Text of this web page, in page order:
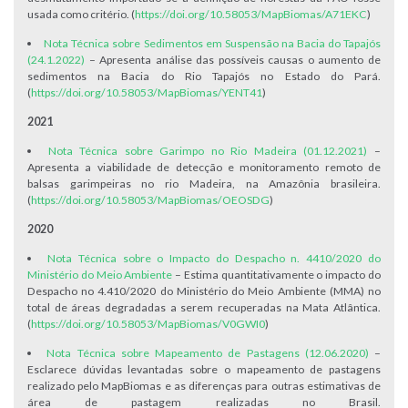
usada como critério. (https://doi.org/10.58053/MapBiomas/A71EKC)
Nota Técnica sobre Sedimentos em Suspensão na Bacia do Tapajós
(24.1.2022) – Apresenta análise das possíveis causas o aumento de
sedimentos na Bacia do Rio Tapajós no Estado do Pará.
(https://doi.org/10.58053/MapBiomas/YENT41)
2021
Nota Técnica sobre Garimpo no Rio Madeira (01.12.2021) –
Apresenta a viabilidade de detecção e monitoramento remoto de
balsas garimpeiras no rio Madeira, na Amazônia brasileira.
(https://doi.org/10.58053/MapBiomas/OEOSDG)
2020
Nota Técnica sobre o Impacto do Despacho n. 4410/2020 do
Ministério do Meio Ambiente – Estima quantitativamente o impacto do
Despacho no 4.410/2020 do Ministério do Meio Ambiente (MMA) no
total de áreas degradadas a serem recuperadas na Mata Atlântica.
(https://doi.org/10.58053/MapBiomas/V0GWI0)
Nota Técnica sobre Mapeamento de Pastagens (12.06.2020) –
Esclarece dúvidas levantadas sobre o mapeamento de pastagens
realizado pelo MapBiomas e as diferenças para outras estimativas de
área de pastagem realizadas no Brasil.